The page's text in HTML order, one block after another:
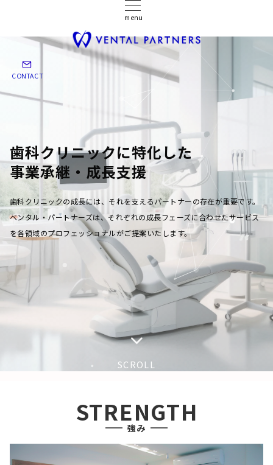
menu
CONTACT
歯科クリニックに特化した
事業承継・成長支援
歯科クリニックの成長には、それを支えるパートナーの存在が重要です。
ベンタル・パートナーズは、それぞれの成長フェーズに合わせたサービス
を各領域のプロフェッショナルがご提案いたします。
SCROLL
STRENGTH
強み